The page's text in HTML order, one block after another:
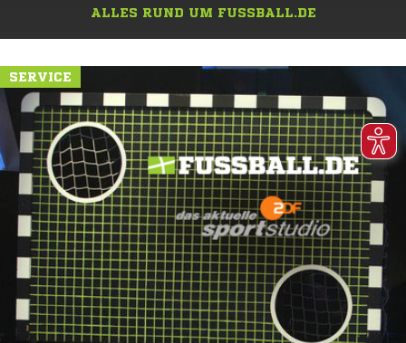
ALLES RUND UM FUSSBALL.DE
SERVICE